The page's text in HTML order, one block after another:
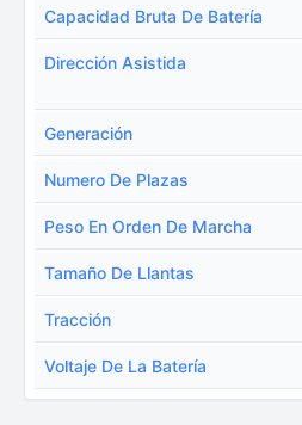
Capacidad Bruta De Batería
Dirección Asistida
Generación
Numero De Plazas
Peso En Orden De Marcha
Tamaño De Llantas
Tracción
Voltaje De La Batería